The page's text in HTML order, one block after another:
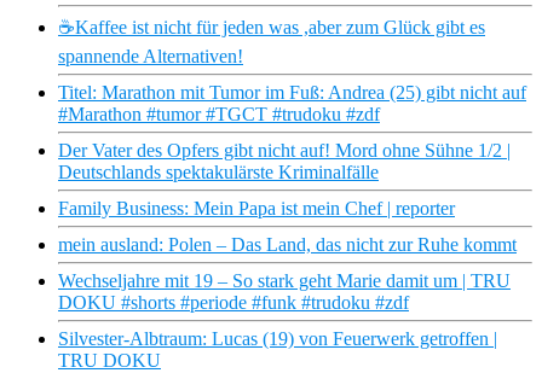
️☕Kaffee ist nicht für jeden was ,aber zum Glück gibt es
spannende Alternativen!
Titel: Marathon mit Tumor im Fuß: Andrea (25) gibt nicht auf
#Marathon #tumor #TGCT #trudoku #zdf
Der Vater des Opfers gibt nicht auf! Mord ohne Sühne 1/2 |
Deutschlands spektakulärste Kriminalfälle
Family Business: Mein Papa ist mein Chef | reporter
mein ausland: Polen – Das Land, das nicht zur Ruhe kommt
Wechseljahre mit 19 – So stark geht Marie damit um | TRU
DOKU #shorts #periode #funk #trudoku #zdf
Silvester-Albtraum: Lucas (19) von Feuerwerk getroffen |
TRU DOKU